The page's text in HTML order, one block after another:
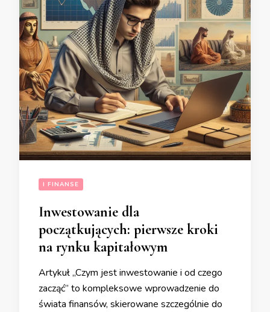
I FINANSE
Inwestowanie dla
początkujących: pierwsze kroki
na rynku kapitałowym
Artykuł „Czym jest inwestowanie i od czego
zacząć” to kompleksowe wprowadzenie do
świata finansów, skierowane szczególnie do